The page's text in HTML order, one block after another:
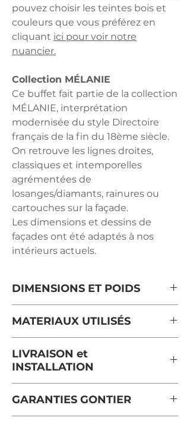
pouvez choisir les teintes bois et
couleurs que vous préférez en
cliquant ici pour voir notre
nuancier.
Collection MÉLANIE
Ce buffet fait partie de la collection
MÉLANIE, interprétation
modernisée du style Directoire
français de la fin du 18ème siècle.
On retrouve les lignes droites,
classiques et intemporelles
agrémentées de
losanges/diamants, rainures ou
cartouches sur la façade.
Les dimensions et dessins de
façades ont été adaptés à nos
intérieurs actuels.
DIMENSIONS ET POIDS
Profondeur: 55 cm
Hauteur: 97 cm
Poids: 75 kg
MATERIAUX UTILISÉS
provenant de forêts gérées
durablement et certifiées PEFC.
plateau en placage merisier alaisé
massif.
LIVRAISON et
INSTALLATION
ce meuble est de 5 semaines.
La livraison et l'installation sont
GARANTIES GONTIER